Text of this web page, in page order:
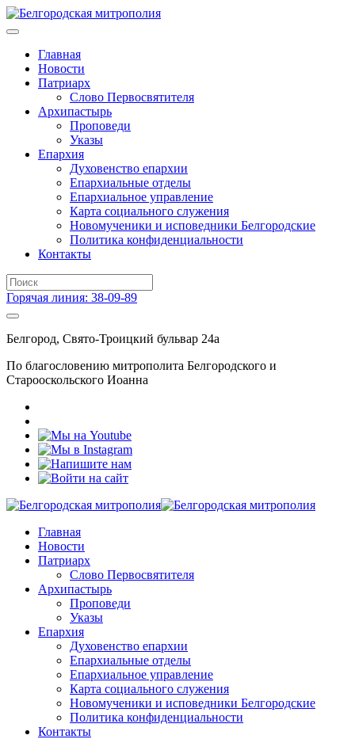
Главная
Новости
Патриарх
Слово Первосвятителя
Архипастырь
Проповеди
Указы
Епархия
Духовенство епархии
Епархиальные отделы
Епархиальное управление
Карта социального служения
Новомученики и исповедники Белгородские
Политика конфиденциальности
Контакты
Горячая линия: 38-09-89
Белгород, Свято-Троицкий бульвар 24а
По благословению митрополита Белгородского и
Старооскольского Иоанна
Главная
Новости
Патриарх
Слово Первосвятителя
Архипастырь
Проповеди
Указы
Епархия
Духовенство епархии
Епархиальные отделы
Епархиальное управление
Карта социального служения
Новомученики и исповедники Белгородские
Политика конфиденциальности
Контакты